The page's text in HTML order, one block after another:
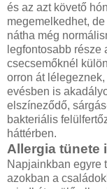
és az azt követő
megemelkedhet,
nátha még
legfontosabb része
csecsemőknél
orron át
evésben is
elszíneződő,
bakteriális
háttérben.
Allergia tünete
Napjainkban egyre
azokban a